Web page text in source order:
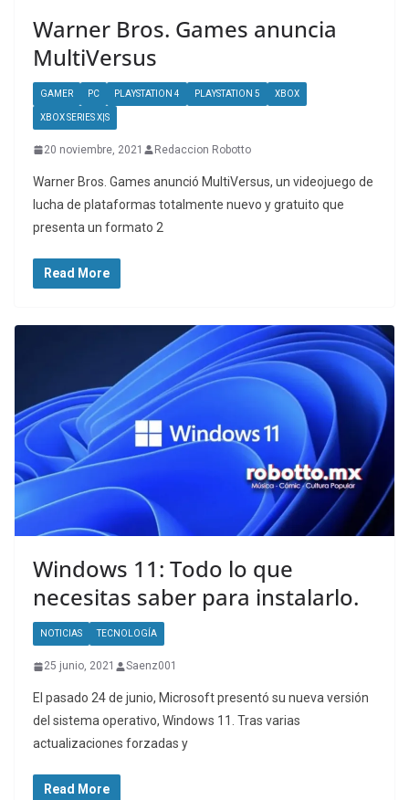
Warner Bros. Games anuncia
MultiVersus
GAMER PC PLAYSTATION 4 PLAYSTATION 5 XBOX
XBOX SERIES X|S
20 noviembre, 2021 Redaccion Robotto
Warner Bros. Games anunció MultiVersus, un videojuego de
lucha de plataformas totalmente nuevo y gratuito que
presenta un formato 2
Read More
Windows 11: Todo lo que
necesitas saber para instalarlo.
NOTICIAS TECNOLOGÍA
25 junio, 2021 Saenz001
El pasado 24 de junio, Microsoft presentó su nueva versión
del sistema operativo, Windows 11. Tras varias
actualizaciones forzadas y
Read More